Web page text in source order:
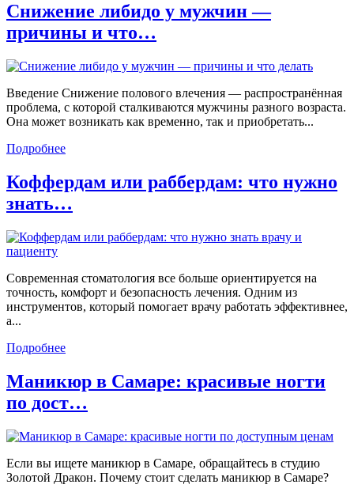
Снижение либидо у мужчин —
причины и что…
Введение Снижение полового влечения — распространённая
проблема, с которой сталкиваются мужчины разного возраста.
Она может возникать как временно, так и приобретать...
Подробнее
Коффердам или раббердам: что нужно
знать…
Современная стоматология все больше ориентируется на
точность, комфорт и безопасность лечения. Одним из
инструментов, который помогает врачу работать эффективнее,
а...
Подробнее
Маникюр в Самаре: красивые ногти
по дост…
Если вы ищете маникюр в Самаре, обращайтесь в студию
Золотой Дракон. Почему стоит сделать маникюр в Самаре?